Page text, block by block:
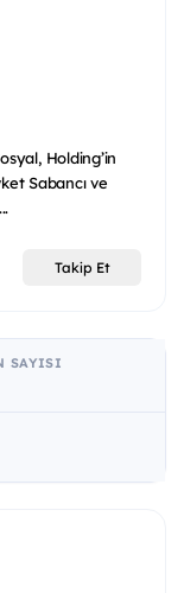
Holding’in
Sabancı ve
Takip Et
SAYISI